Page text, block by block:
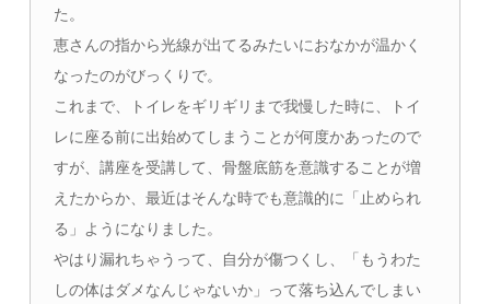
た。
恵さんの指から光線が出てるみたいにおなかが温かく
なったのがびっくりで。
これまで、トイレをギリギリまで我慢した時に、トイ
レに座る前に出始めてしまうことが何度かあったので
すが、講座を受講して、骨盤底筋を意識することが増
えたからか、最近はそんな時でも意識的に「止められ
る」ようになりました。
やはり漏れちゃうって、自分が傷つくし、「もうわた
しの体はダメなんじゃないか」って落ち込んでしまい